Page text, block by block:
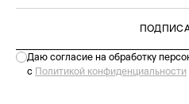
Даю согласие на обработку
с Политикой конфиденциальности